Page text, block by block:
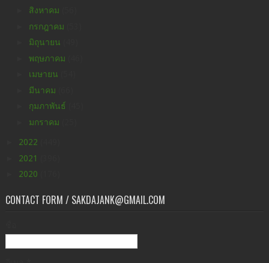
สิงหาคม
กรกฎาคม
มิถุนายน
พฤษภาคม
เมษายน
มีนาคม
กุมภาพันธ์
มกราคม
2022
2021
2020
CONTACT FORM / SAKDAJANK@GMAIL.COM